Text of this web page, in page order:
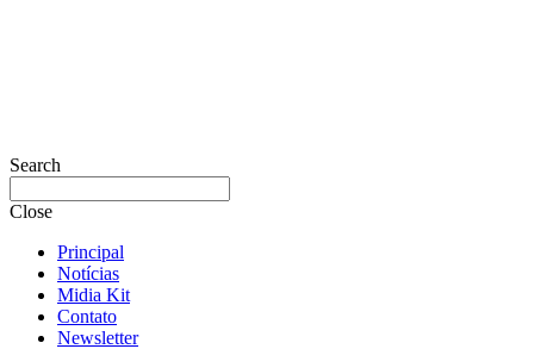
Search
Close
Principal
Notícias
Midia Kit
Contato
Newsletter